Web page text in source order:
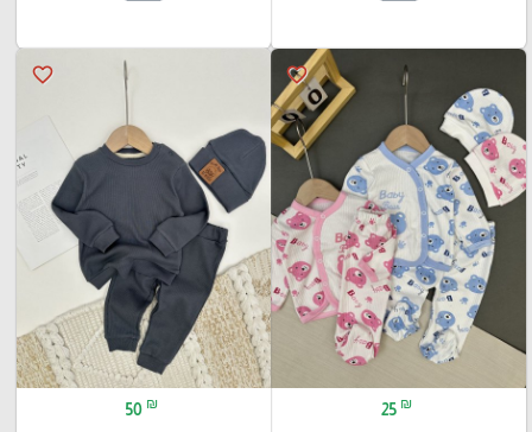
favorite_border
25 ₪
favorite_border
50 ₪